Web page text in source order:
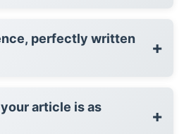
perfectly written
+
article is as
+